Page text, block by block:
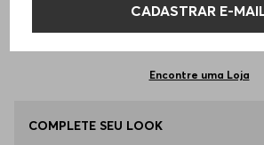
CADASTRAR E-
Qual o seu Tamanho?
M - M
ADICIONAR AO
Encontre uma Loja
COMPLETE SEU LOOK